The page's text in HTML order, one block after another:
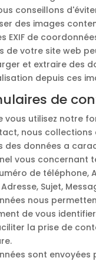
conseillons
des images
EXIF de
de votre site web
et extraire des
depuis ces
de
vous utilisez notre
nous collections
des données a
vous concernant
de téléphone,
Sujet,
nous
de vous
la prise de
sont envoyées